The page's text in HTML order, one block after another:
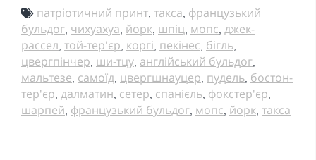
патріотичний принт такса французький
бульдог чихуахуа йорк шпіц мопс джек-
рассел той-тер'єр коргі пекінес бігль
цвергпінчер ши-тцу англійський бульдог
мальтезе самоїд цвергшнауцер пудель бостон-
тер'єр далматин сетер спанієль фокстер'єр
шарпей французький бульдог мопс йорк такса